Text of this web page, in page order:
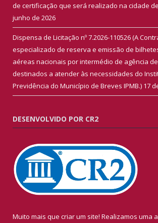
de certificação que será realizado na cidade
junho de 2026
Dispensa de Licitação nº 7.2026-110526 (A
especializado de reserva e emissão de
aéreas nacionais por intermédio de agência de
destinados a atender às necessidades do
Previdência do Município de Breves IPMB.) 17
DESENVOLVIDO POR CR2
Muito mais que criar um site! Realizamos uma